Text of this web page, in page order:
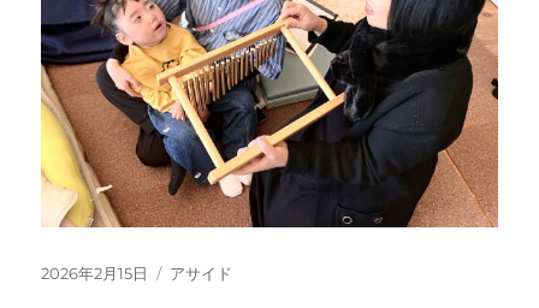
投
2026年2月15日
フ
アサイド